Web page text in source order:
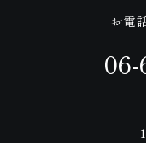
お電